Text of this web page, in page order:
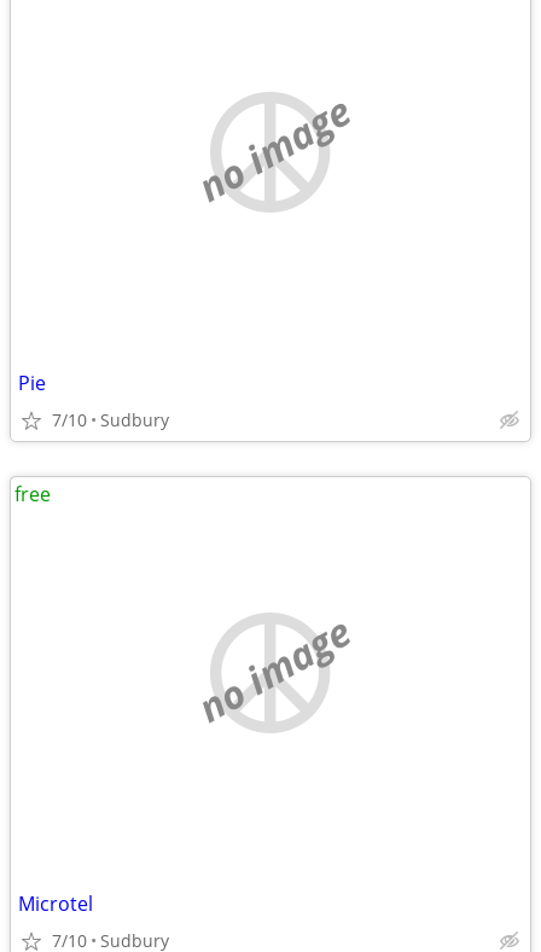
no image
Pie
7/10 Sudbury
no image
Microtel
7/10 Sudbury
free